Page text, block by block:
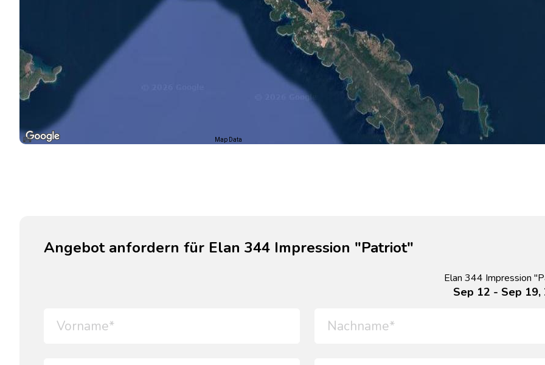
Map Data
Angebot anfordern für Elan 344 Impression "Patriot"
Elan 344 Impression
Sep 12 - Sep 19,